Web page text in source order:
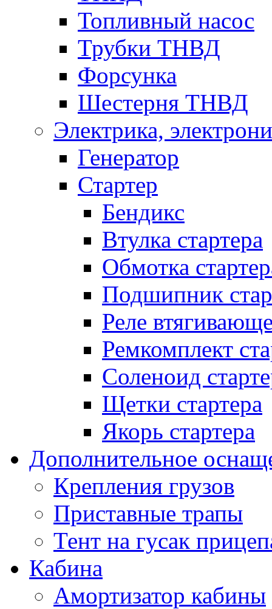
Топливный насос
Трубки ТНВД
Форсунка
Шестерня ТНВД
Электрика,
Генератор
Стартер
Бендикс
Втулка стартера
Обмотка
Подшипник
Реле
Ремкомплект
Соленоид
Щетки стартера
Якорь стартера
Дополнительное
Крепления грузов
Приставные трапы
Тент на гусак
Кабина
Амортизатор кабины